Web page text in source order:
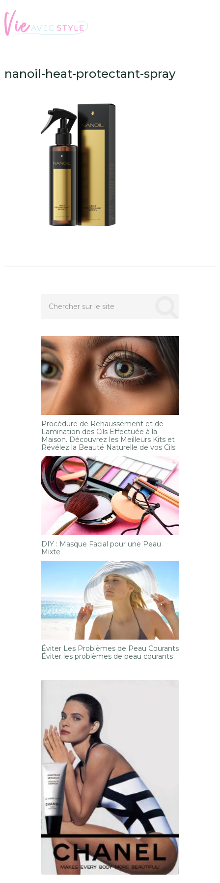
nanoil-heat-protectant-spray
Procédure de Rehaussement et de
Lamination des Cils Effectuée à la
Maison. Découvrez les Meilleurs Kits et
Révélez la Beauté Naturelle de vos Cils
DIY : Masque Facial pour une Peau
Mixte
Éviter Les Problèmes de Peau Courants
Éviter les problèmes de peau courants